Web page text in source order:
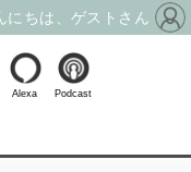
Alexa Podcast
にちは、ゲストさん